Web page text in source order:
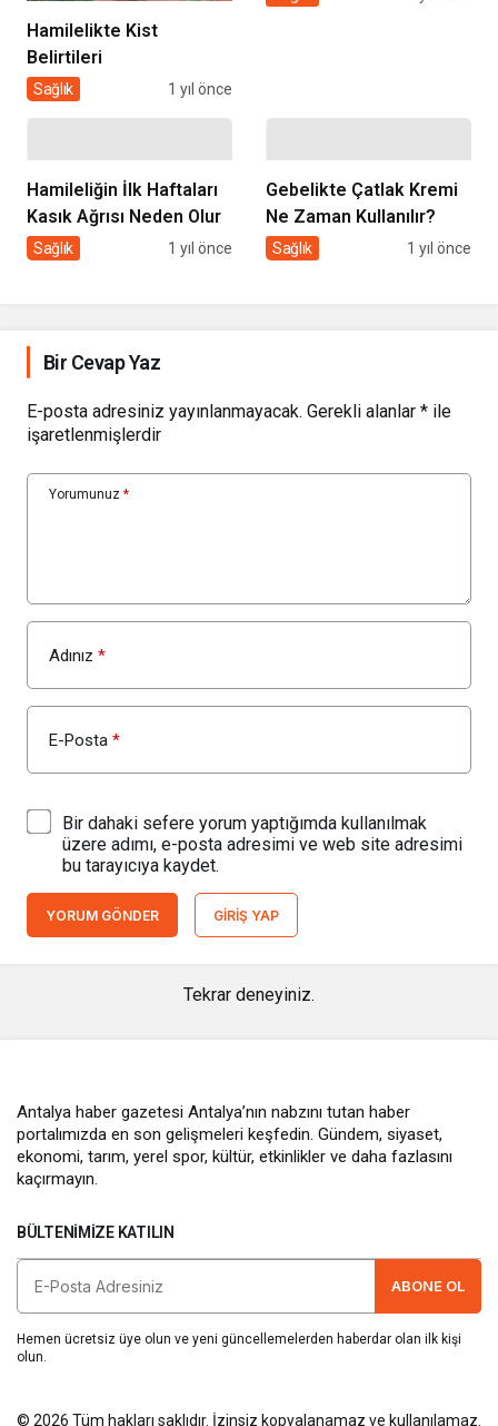
Hamilelikte Kist
Belirtileri
Sağlık 1 yıl önce
Hamileliğin İlk Haftaları
Kasık Ağrısı Neden Olur
Sağlık 1 yıl önce
Gebelikte Çatlak Kremi
Ne Zaman Kullanılır?
Sağlık 1 yıl önce
Bir Cevap Yaz
E-posta adresiniz yayınlanmayacak. Gerekli alanlar * ile
işaretlenmişlerdir
Yorumunuz *
Adınız *
E-Posta *
Bir dahaki sefere yorum yaptığımda kullanılmak
üzere adımı, e-posta adresimi ve web site adresimi
bu tarayıcıya kaydet.
YORUM GÖNDER GIRIŞ YAP
Tekrar deneyiniz.
Antalya haber gazetesi Antalya’nın nabzını tutan haber
portalımızda en son gelişmeleri keşfedin. Gündem, siyaset,
ekonomi, tarım, yerel spor, kültür, etkinlikler ve daha fazlasını
kaçırmayın.
BÜLTENIMIZE KATILIN
ABONE OL
Hemen ücretsiz üye olun ve yeni güncellemelerden haberdar olan ilk kişi
olun.
© 2026 Tüm hakları saklıdır. İzinsiz kopyalanamaz ve kullanılamaz.